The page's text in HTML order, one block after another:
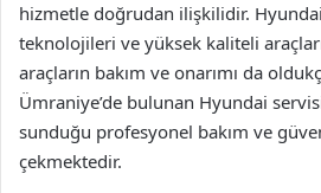
hizmetle doğrudan ilişkilidir.
teknolojileri ve yüksek kaliteli
araçların bakım ve onarımı da
Ümraniye’de bulunan Hyundai
sunduğu profesyonel bakım ve
çekmektedir.